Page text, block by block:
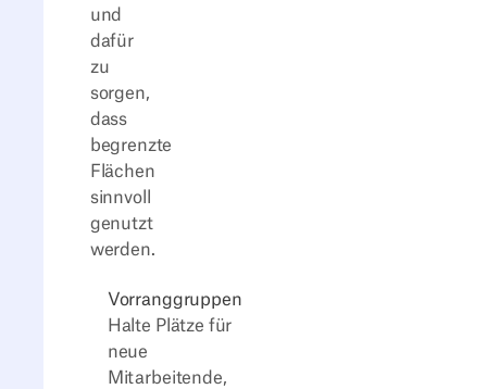
und
dafür
zu
sorgen,
dass
begrenzte
Flächen
sinnvoll
genutzt
werden.
Vorranggruppen
Halte Plätze für
neue
Mitarbeitende,